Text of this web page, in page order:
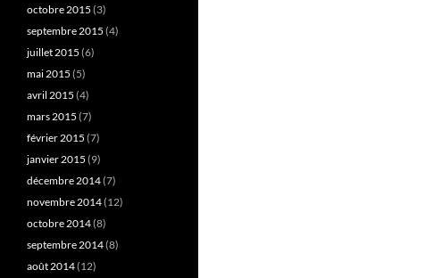
octobre 2015 (3)
septembre 2015 (4)
juillet 2015 (6)
mai 2015 (5)
avril 2015 (4)
mars 2015 (7)
février 2015 (7)
janvier 2015 (9)
décembre 2014(7)
novembre 2014(12)
octobre 2014(8)
septembre 2014(8)
août 2014(12)